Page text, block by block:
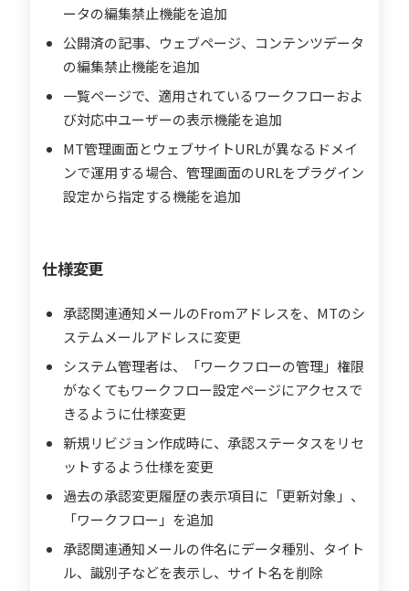
ータの編集禁止機能を追加
公開済の記事、ウェブページ、コンテンツデータ
の編集禁止機能を追加
一覧ページで、適用されているワークフローおよ
び対応中ユーザーの表示機能を追加
MT管理画面とウェブサイトURLが異なるドメイ
ンで運用する場合、管理画面のURLをプラグイン
設定から指定する機能を追加
仕様変更
承認関連通知メールのFromアドレスを、MTのシ
ステムメールアドレスに変更
システム管理者は、「ワークフローの管理」権限
がなくてもワークフロー設定ページにアクセスで
きるように仕様変更
新規リビジョン作成時に、承認ステータスをリセ
ットするよう仕様を変更
過去の承認変更履歴の表示項目に「更新対象」、
「ワークフロー」を追加
承認関連通知メールの件名にデータ種別、タイト
ル、識別子などを表示し、サイト名を削除